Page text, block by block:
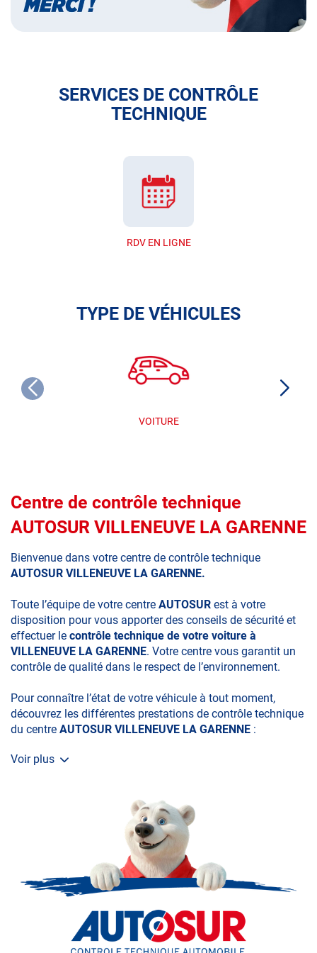
SERVICES DE CONTRÔLE
TECHNIQUE
RDV EN LIGNE
TYPE DE VÉHICULES
VOITURE
Centre de contrôle technique
AUTOSUR VILLENEUVE LA GARENNE
Bienvenue dans votre centre de contrôle technique
AUTOSUR VILLENEUVE LA GARENNE.
Toute l’équipe de votre centre AUTOSUR est à votre
disposition pour vous apporter des conseils de sécurité et
effectuer le contrôle technique de votre voiture à
VILLENEUVE LA GARENNE. Votre centre vous garantit un
contrôle de qualité dans le respect de l’environnement.
Pour connaître l’état de votre véhicule à tout moment,
découvrez les différentes prestations de contrôle technique
du centre AUTOSUR VILLENEUVE LA GARENNE :
• le contrôle technique obligatoire
• le contrôle des véhicules hybrides ou électriques
• le contrôle technique des véhicules GPL/Gaz*
• le contrôle de la Catégorie L (moto, scooter, mobylette, 3
roues, quad, voiturette, voiture sans permis)
Voir plus